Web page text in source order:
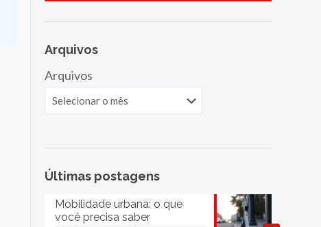
Arquivos
Arquivos
Últimas postagens
Mobilidade urbana: o que
você precisa saber